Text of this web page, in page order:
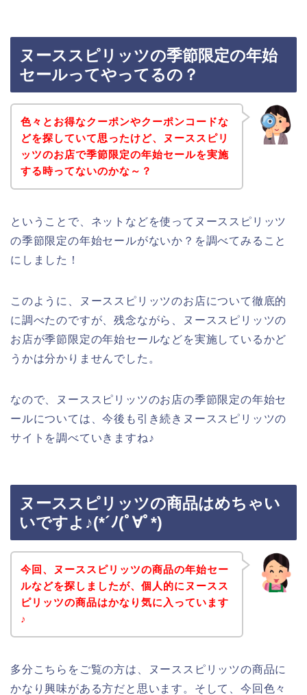
ヌーススピリッツの季節限定の年始
セールってやってるの？
色々とお得なクーポンやクーポンコードな
どを探していて思ったけど、ヌーススピリ
ッツのお店で季節限定の年始セールを実施
する時ってないのかな～？
ということで、ネットなどを使ってヌーススピリッツ
の季節限定の年始セールがないか？を調べてみること
にしました！
このように、ヌーススピリッツのお店について徹底的
に調べたのですが、残念ながら、ヌーススピリッツの
お店が季節限定の年始セールなどを実施しているかど
うかは分かりませんでした。
なので、ヌーススピリッツのお店の季節限定の年始セ
ールについては、今後も引き続きヌーススピリッツの
サイトを調べていきますね♪
ヌーススピリッツの商品はめちゃい
いですよ♪(*´ﾉ(ﾟ∀ﾟ*)
今回、ヌーススピリッツの商品の年始セー
ルなどを探しましたが、個人的にヌースス
ピリッツの商品はかなり気に入っています
♪
多分こちらをご覧の方は、ヌーススピリッツの商品に
かなり興味がある方だと思います。そして、今回色々